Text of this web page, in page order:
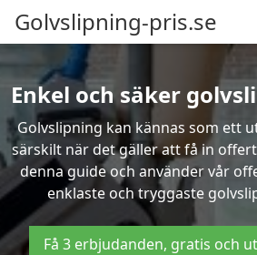
Golvslipning-pris.se
Enkel och säker
Golvslipning kan kännas som ett
särskilt när det gäller att få in
denna guide och använder vår
enklaste och tryggaste
Få 3 erbjudanden, gratis och